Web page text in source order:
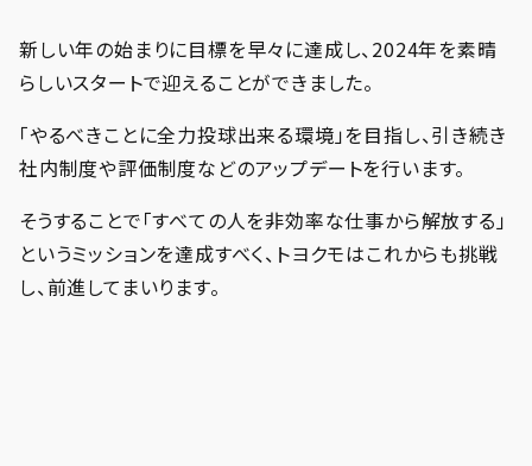
新しい年の始まりに目標を早々に達成し、2024年を素晴
らしいスタートで迎えることができました。
「やるべきことに全力投球出来る環境」を目指し、引き続き
社内制度や評価制度などのアップデートを行います。
そうすることで「すべての人を非効率な仕事から解放する」
というミッションを達成すべく、トヨクモはこれからも挑戦
し、前進してまいります。